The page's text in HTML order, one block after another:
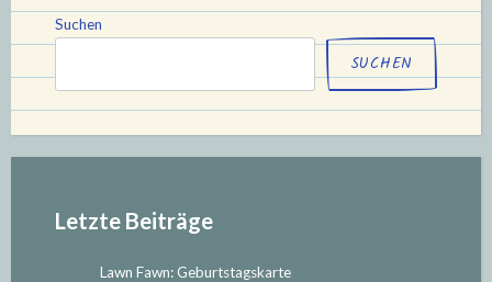
–
–
Juni““
Suchen
SUCHEN
Letzte Beiträge
Lawn Fawn: Geburtstagskarte